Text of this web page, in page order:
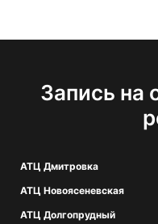
Запись на
АТЦ Дмитровка
АТЦ Новоясеневская
АТЦ Долгопрудный